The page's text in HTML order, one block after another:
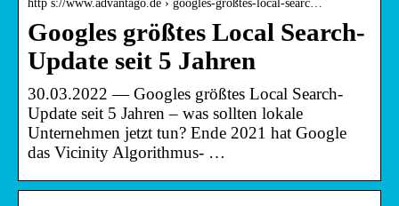
http s://www.advantago.de › googles-großtes-local-searc…
Googles größtes Local Search-
Update seit 5 Jahren
30.03.2022 — Googles größtes Local Search-
Update seit 5 Jahren – was sollten lokale
Unternehmen jetzt tun? Ende 2021 hat Google
das Vicinity Algorithmus- …